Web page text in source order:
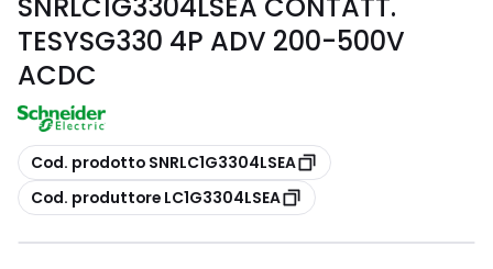
TESYSG330 4P ADV 200-500V
ACDC
copia
Cod. prodotto SNRLC1G3304LSEA
copia
Cod. produttore LC1G3304LSEA